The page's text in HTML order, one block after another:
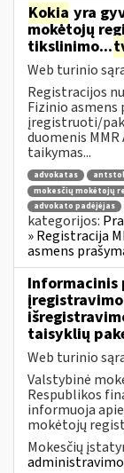
Kokia yra
mokėtojų
tikslinimo...
Web turinio
Registracijos
Fizinio asmens
įregistruoti/
duomenis
taikymas...
advokatas
mokesčių mokėtojų
advokato padėjėjas
kategorijos:
» Registracija
asmens
Informacinis
taisyklių
Web turinio
Valstybinė
Respublikos
informuoja
mokėtojų
Mokesčių